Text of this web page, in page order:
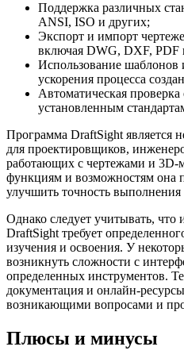
Поддержка различных
ANSI, ISO и других;
Экспорт и импорт
включая DWG, DXF, PDF
Использование шаблонов
ускорения процесса
Автоматическая проверка
установленным
Программа DraftSight является
для проектировщиков,
работающих с чертежами и 3D-
функциям и возможностям она
улучшить точность выполнения
Однако следует учитывать,
DraftSight требует
изучения и освоения. У
возникнуть сложности с
определенных инструментов.
документация и онлайн-
возникающими вопросами и
Плюсы и минусы